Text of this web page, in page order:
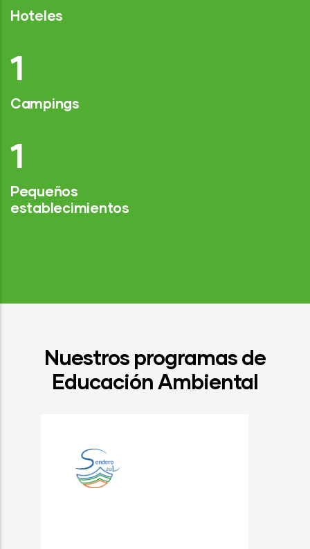
Hoteles
2
Campings
1
Pequeños
establecimientos
Nuestros programas de
Educación Ambiental